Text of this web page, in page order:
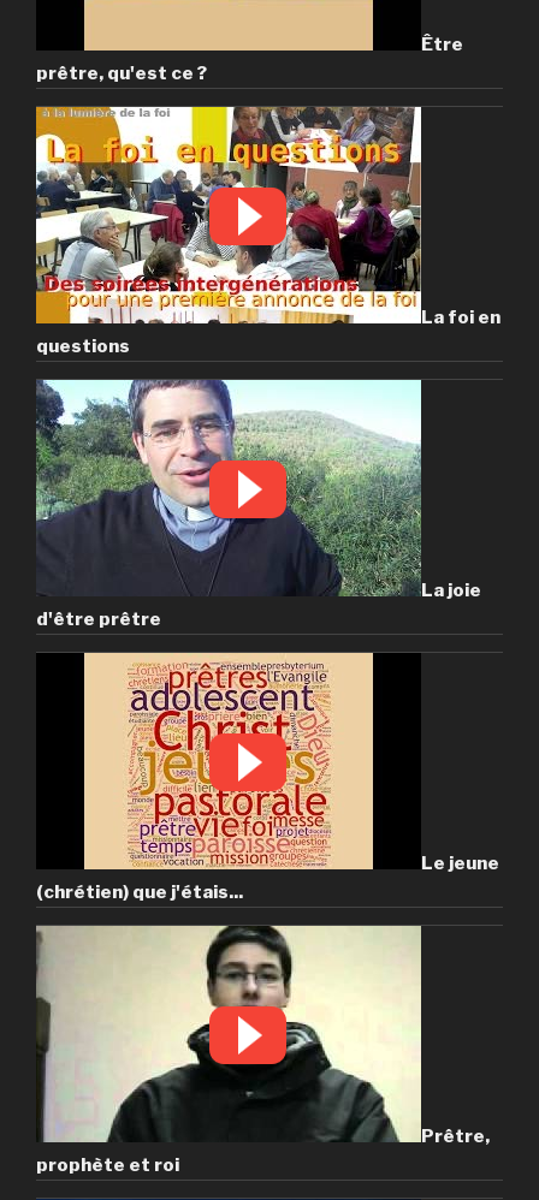
Être
prêtre, qu'est ce ?
La foi en
questions
La joie
d'être prêtre
Le jeune
(chrétien) que j'étais...
Prêtre,
prophète et roi